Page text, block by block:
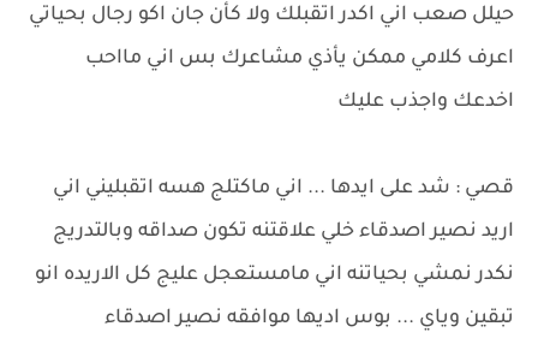
حيلل صعب اني اكدر اتقبلك ولا كأن جان اكو رجال بحياتي
اعرف كلامي ممكن يأذي مشاعرك بس اني مااحب
اخدعك واجذب عليك
قصي : شد على ايدها ... اني ماكتلج هسه اتقبليني اني
اريد نصير اصدقاء خلي علاقتنه تكون صداقه وبالتدريج
نكدر نمشي بحياتنه اني مامستعجل عليج كل الاريده انو
تبقين وياي ... بوس اديها موافقه نصير اصدقاء